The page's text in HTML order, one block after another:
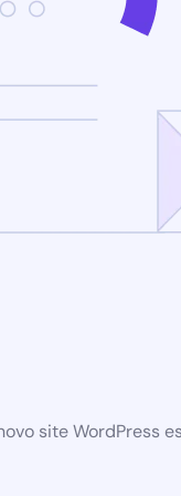
site WordPress